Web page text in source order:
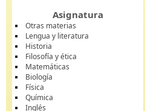
Asignatura
Otras materias
Lengua y literatura
Historia
Filosofía y ética
Matemáticas
Biología
Física
Química
Inglés